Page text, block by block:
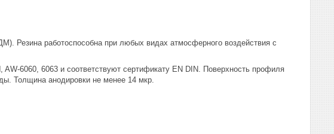
Резина работоспособна при любых видах атмосферного воздействия с
6060, 6063 и соответствуют сертификату EN DIN. Поверхность профиля
Толщина анодировки не менее 14 мкр.